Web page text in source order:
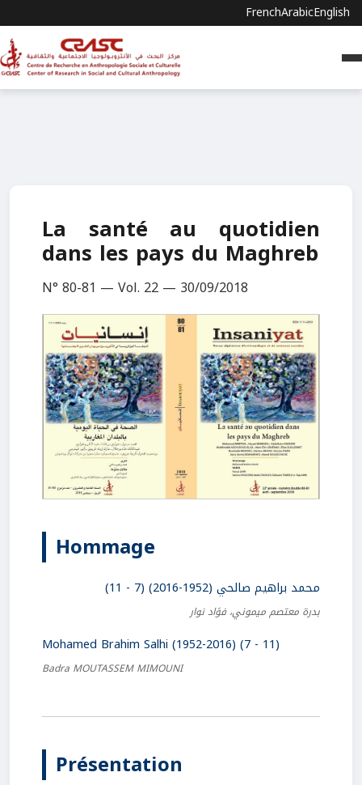
FrenchArabicEnglish
La santé au quotidien
dans les pays du Maghreb
N° 80-81 — Vol. 22 — 30/09/2018
Hommage
محمد براهيم صالحي (1952-2016) (7 - 11)
بدرة معتصم ميموني، فؤاد نوار
Mohamed Brahim Salhi (1952-2016) (7 - 11)
Badra MOUTASSEM MIMOUNI
Présentation